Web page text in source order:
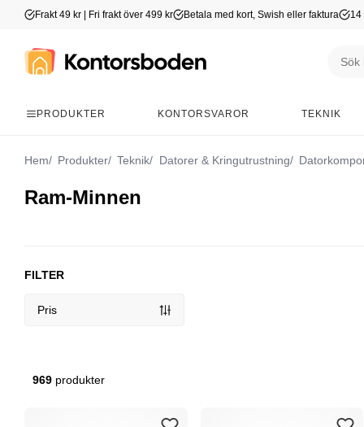
Frakt 49 kr | Fri frakt över 499 kr Betala med kort, Swish eller faktura 14
PRODUKTER KONTORSVAROR TEKNIK
Hem Produkter Teknik Datorer & Kringutrustning
Ram-Minnen
FILTER
Pris
969 produkter